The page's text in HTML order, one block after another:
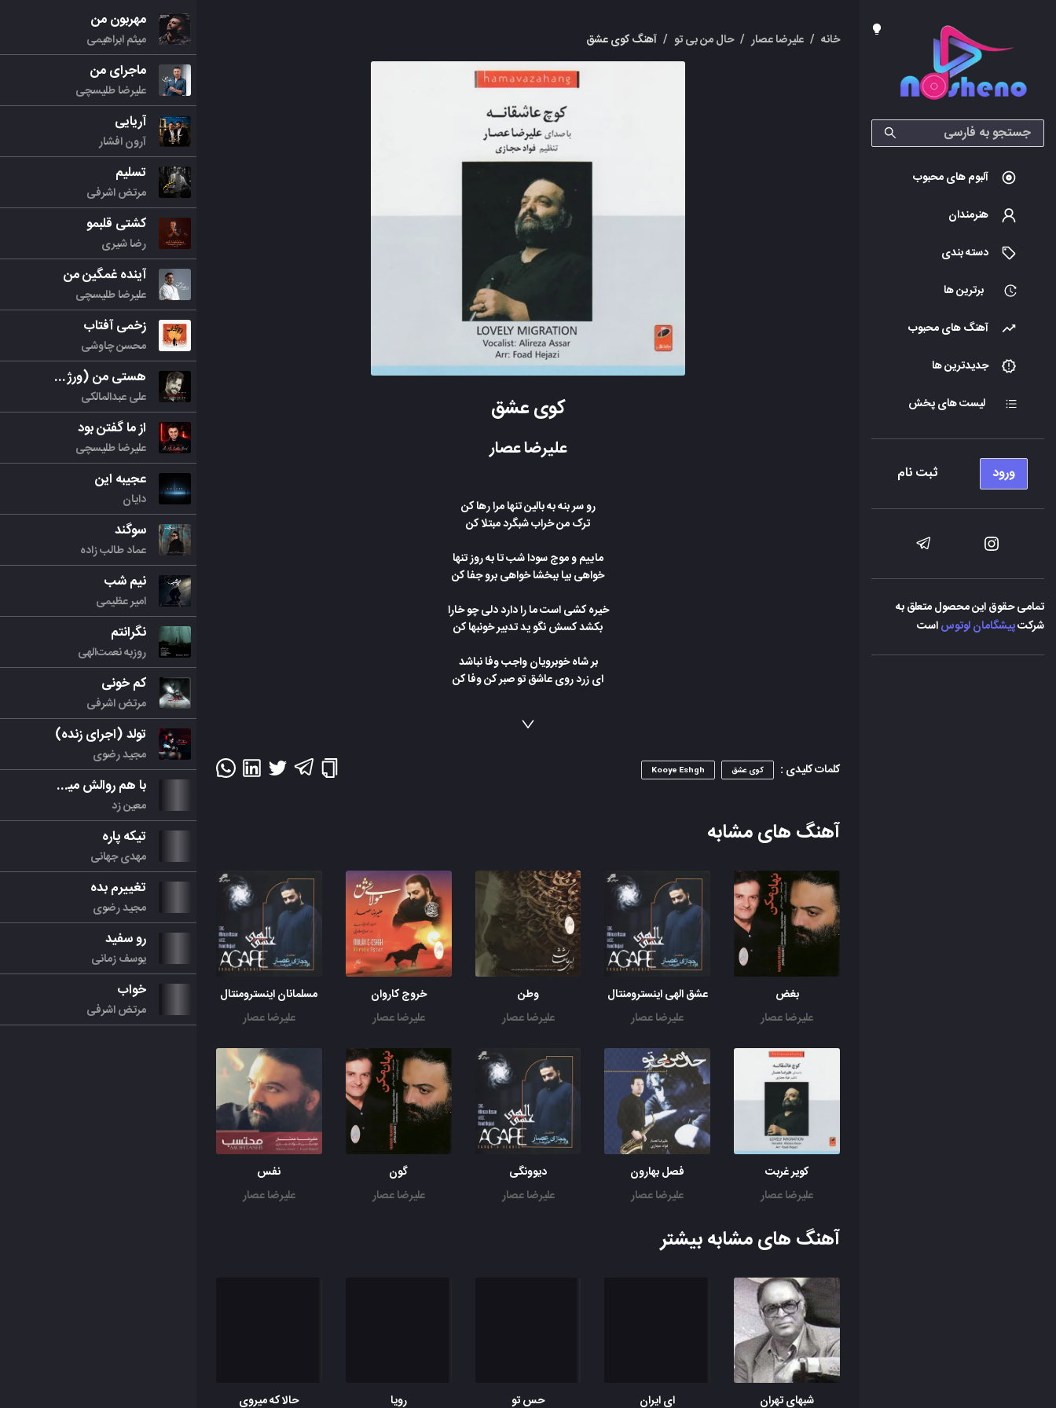
آلبوم های محبوب
هنرمندان
دسته بندی
برترین ها
آهنگ های محبوب
جدیدترین ها
لیست های پخش
ورود ثبت نام
تمامی حقوق این محصول متعلق به
شرکتپیشگامان لوتوساست
خانه / علیرضا عصار / حال من بی تو / آهنگ کوی عشق
کوی عشق
علیرضا عصار
رو سر بنه به بالین تنها مرا رها کن
ترک من خراب شبگرد مبتلا کن
ماییم و موج سودا شب تا به روز تنها
خواهی بیا ببخشا خواهی برو جفا کن
خیره کشی است ما را دارد دلی چو خارا
بکشد کسش نگو ید تدبیر خونبها کن
بر شاه خوبرویان واجب وفا نباشد
ای زرد روی عاشق تو صبر کن وفا کن
پس من چگونه گو یم کاین درد را دوا کن؟
کلمات کلیدی : کوی عشق Kooye Eshgh
آهنگ های مشابه
بغض
علیرضا عصار
عشق الهی اینسترومنتال
علیرضا عصار
وطن
علیرضا عصار
خروج کاروان
علیرضا عصار
مسلمانان اینسترومنتال
علیرضا عصار
کویر غربت
علیرضا عصار
فصل بهارون
علیرضا عصار
دیوونگی
علیرضا عصار
گون
علیرضا عصار
نفس
علیرضا عصار
آهنگ های مشابه بیشتر
شبهای تهران ای ایران حس تو رویا حالا که میروی
مهربون من
میثم ابراهیمی
ماجرای من
علیرضا طلیسچی
آریایی
آرون افشار
تسلیم
مرتض اشرفی
کشتی قلبمو
رضا شیری
آینده غمگین من
علیرضا طلیسچی
زخمی آفتاب
محسن چاوشی
هستی من (ورژن جدید)
علی عبدالمالکی
از ما گفتن بود
علیرضا طلیسچی
عجیبه این
دایان
سوگند
عماد طالب زاده
نیم شب
امیر عظیمی
نگرانتم
روزبه نعمت‌الهی
کم خونی
مرتض اشرفی
تولد (اجرای زنده)
مجید رضوی
با هم روالش میکنیم
معین زد
تیکه پاره
مهدی جهانی
تغییرم بده
مجید رضوی
رو سفید
یوسف زمانی
خواب
مرتض اشرفی